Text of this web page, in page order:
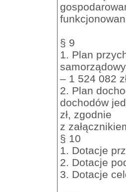
§ 9
1. Plan
– 1 524 082
2. Plan
dochodów
zł, zgodnie
z
§ 10
1. Dotacje
2. Dotacje
3. Dotacje